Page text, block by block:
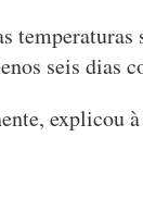
seis dias
explicou